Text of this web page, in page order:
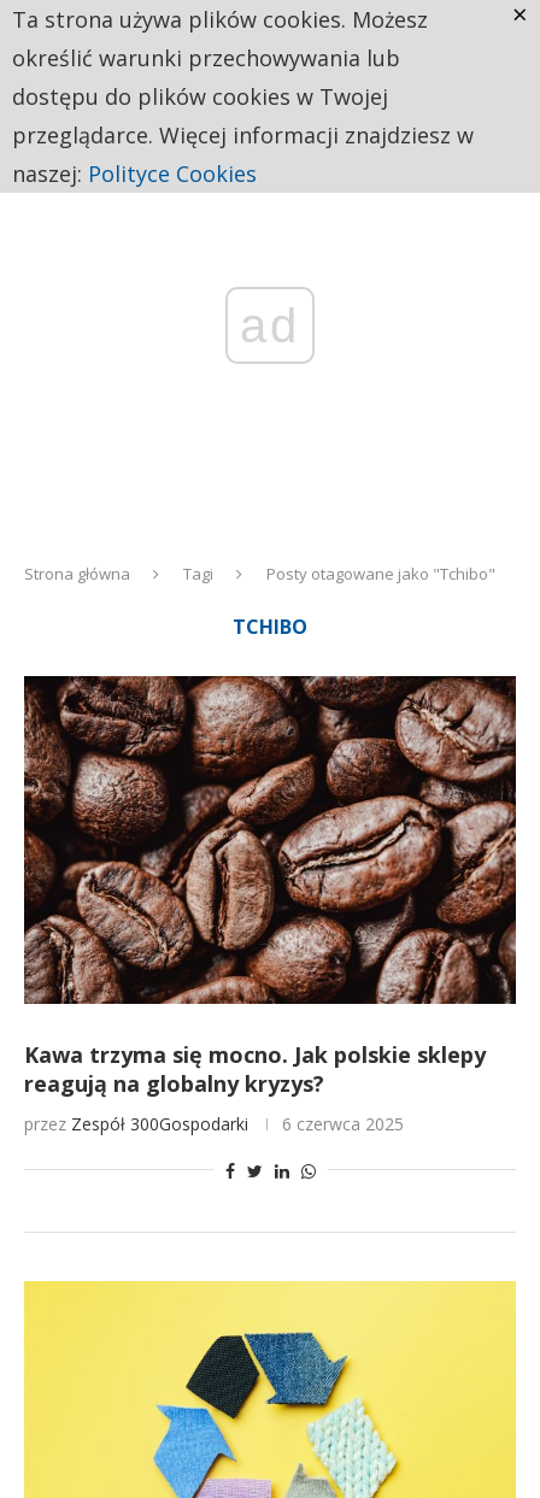
ad
Strona główna Tagi Posty otagowane jako "Tchibo"
TCHIBO
Kawa trzyma się mocno. Jak polskie sklepy
reagują na globalny kryzys?
przez Zespół 300Gospodarki 6 czerwca 2025
Ta strona używa plików cookies. Możesz
określić warunki przechowywania lub
dostępu do plików cookies w Twojej
przeglądarce. Więcej informacji znajdziesz w
naszej: Polityce Cookies
×